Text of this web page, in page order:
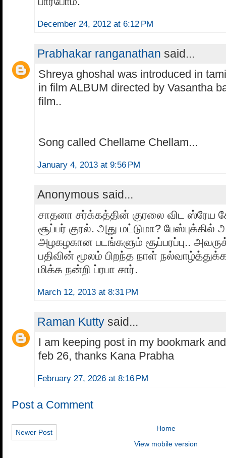
December 24, 2012 at 6:12 PM
Prabhakar ranganathan said...
Shreya ghoshal was introduced in
in film ALBUM directed by Vasantha
film..
Song called Chellame Chellam...
January 4, 2013 at 9:56 PM
Anonymous said...
சாதனா சர்க்கத்தின் குரலை விட ஸ்ரேய
சூப்பர் குரல். அது மட்டுமா? பேஸ்புக்கில்
அழகழகான படங்களும் சூப்பரப்பு..
பதிவின் மூலம் பிறந்த நாள்
மிக்க நன்றி ப்ரபா சார்.
March 12, 2013 at 8:31 PM
Raman Kutty said...
I am keeping post in my bookmark
feb 26, thanks Kana Prabha
February 27, 2026 at 8:16 PM
Post a Comment
Newer Post
Home
View mobile version